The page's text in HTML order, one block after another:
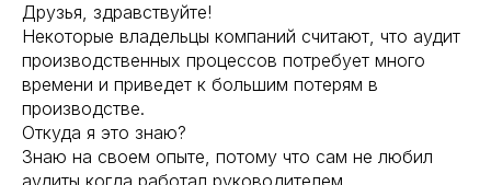
Друзья, здравствуйте!
Некоторые владельцы компаний считают, что аудит
производственных процессов потребует много
времени и приведет к большим потерям в
производстве.
Откуда я это знаю?
Знаю на своем опыте, потому что сам не любил